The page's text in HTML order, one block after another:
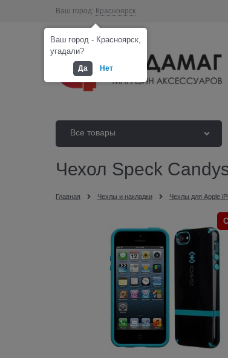
Ваш город: Красноярск
Все товары
Чехол Speck
Главная Чехлы и накладки Чехлы для Apple
Ваш город - Красноярск,
угадали?
Да Нет